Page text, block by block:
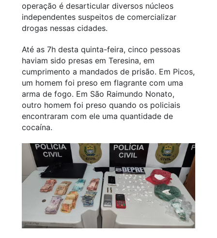
operação é desarticular diversos núcleos
independentes suspeitos de comercializar
drogas nessas cidades.
Até as 7h desta quinta-feira, cinco pessoas
haviam sido presas em Teresina, em
cumprimento a mandados de prisão. Em Picos,
um homem foi preso em flagrante com uma
arma de fogo. Em São Raimundo Nonato,
outro homem foi preso quando os policiais
encontraram com ele uma quantidade de
cocaína.